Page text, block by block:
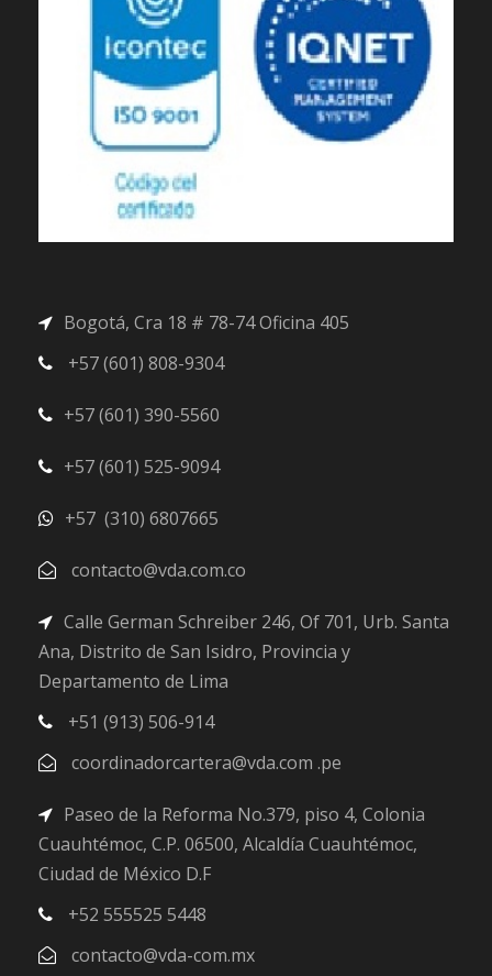
Bogotá, Cra 18 # 78-74 Oficina 405
+57 (601) 808-9304
+57 (601) 390-5560
+57 (601) 525-9094
+57 (310) 6807665
contacto@vda.com.co
Calle German Schreiber 246, Of 701, Urb. Santa
Ana, Distrito de San Isidro, Provincia y
Departamento de Lima
+51 (913) 506-914
coordinadorcartera@vda.com .pe
Paseo de la Reforma No.379, piso 4, Colonia
Cuauhtémoc, C.P. 06500, Alcaldía Cuauhtémoc,
Ciudad de México D.F
+52 555525 5448
contacto@vda-com.mx